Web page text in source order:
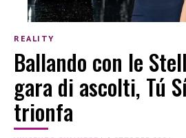
REALITY
Ballando con le
gara di ascolti, Tú
trionfa